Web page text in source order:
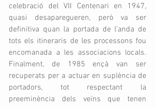
celebració del VII Centenari en 1947,
quasi desaparegueren, però va ser
definitiva quan la portada de l’anda de
tots els itineraris de les processons fou
encomanada a les associacions locals.
Finalment, de 1985 ençà van ser
recuperats per a actuar en suplència de
portadors, tot respectant la
preeminència dels veïns que tenen